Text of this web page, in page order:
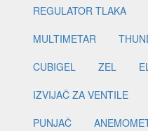
REGULATOR TLAKA
MULTIMETAR
CUBIGEL
ZEL
IZVIJAČ ZA VENTILE
PUNJAČ